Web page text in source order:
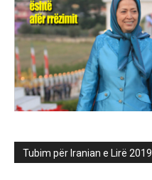
Tubim për Iranian e Lirë 2019